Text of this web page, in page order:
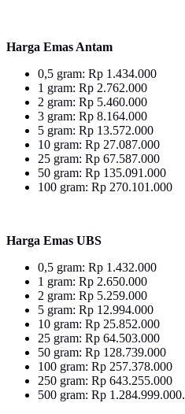
Harga Emas Antam
0,5 gram: Rp 1.434.000
1 gram: Rp 2.762.000
2 gram: Rp 5.460.000
3 gram: Rp 8.164.000
5 gram: Rp 13.572.000
10 gram: Rp 27.087.000
25 gram: Rp 67.587.000
50 gram: Rp 135.091.000
100 gram: Rp 270.101.000
Harga Emas UBS
0,5 gram: Rp 1.432.000
1 gram: Rp 2.650.000
2 gram: Rp 5.259.000
5 gram: Rp 12.994.000
10 gram: Rp 25.852.000
25 gram: Rp 64.503.000
50 gram: Rp 128.739.000
100 gram: Rp 257.378.000
250 gram: Rp 643.255.000
500 gram: Rp 1.284.999.000.